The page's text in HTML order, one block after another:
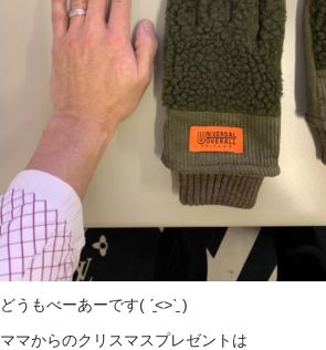
どうもべーあーです( ˊ̱˂˃ˋ̱ )
ママからのクリスマスプレゼントは